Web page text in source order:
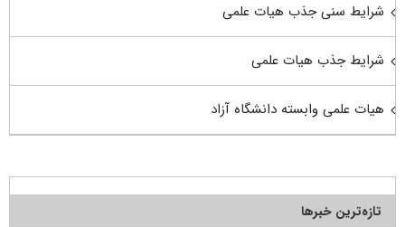
شرایط سنی جذب هیات علمی
شرایط جذب هیات علمی
هیات علمی وابسته دانشگاه آزاد
تازه‌ترین خبرها